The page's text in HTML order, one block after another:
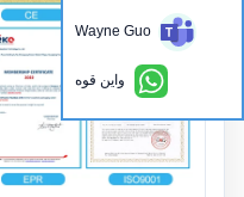
Wayne Guo
واين قوه